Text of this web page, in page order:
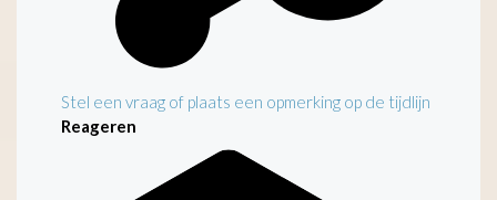
Stel een vraag of plaats een opmerking op de tijdlijn
Reageren